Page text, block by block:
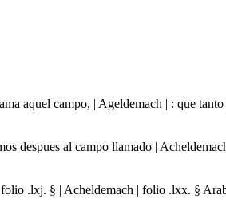
aquel campo, | Ageldemach | : que
despues al campo llamado |
.lxj. § | Acheldemach | folio .lxx. §